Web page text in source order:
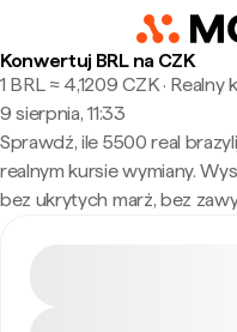
Konwertuj BRL na CZK
1 BRL ≈ 4,1209 CZK ·
9 sierpnia, 11:33
Sprawdź, ile 5500 real
realnym kursie wymiany.
bez ukrytych marż, bez